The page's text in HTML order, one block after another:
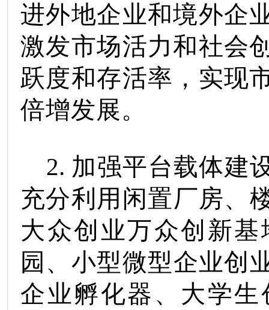
进外地企业和境外企
激发市场活力和社会
跃度和存活率 ， 实现
倍增发展。
2. 加强平台载体建
充分利用闲置厂房、
大众创业万众创新
园、小型微型企业创
企业孵化器、大学